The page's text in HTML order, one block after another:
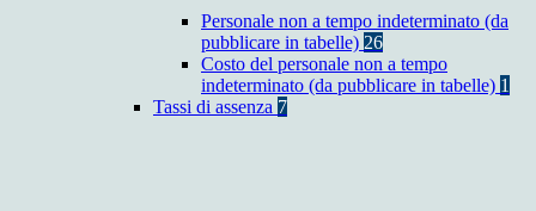
Personale non a tempo indeterminato (da
pubblicare in tabelle) 26
Costo del personale non a tempo
indeterminato (da pubblicare in tabelle) 1
Tassi di assenza 7